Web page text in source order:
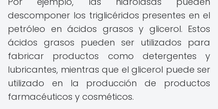
descomponer los triglicéridos presentes en el
petróleo en ácidos grasos y glicerol. Estos
ácidos grasos pueden ser utilizados para
fabricar productos como detergentes y
lubricantes, mientras que el glicerol puede ser
utilizado en la producción de productos
farmacéuticos y cosméticos.